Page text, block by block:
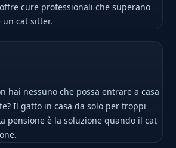
cure professionali che superano
cat sitter.
hai nessuno che possa entrare a casa
Il gatto in casa da solo per troppi
pensione è la soluzione quando il cat